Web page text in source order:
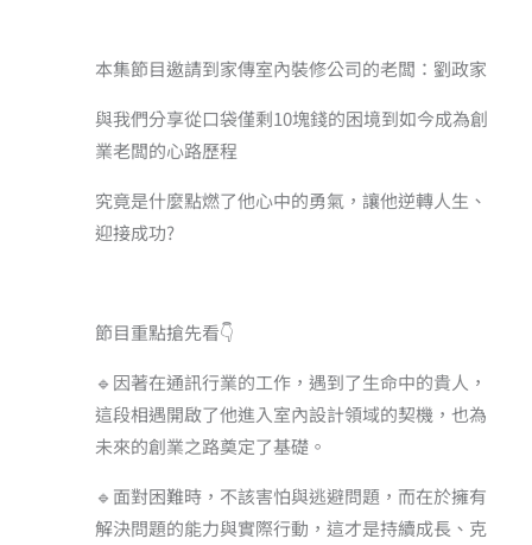
本集節目邀請到家傳室內裝修公司的老闆：劉政家
與我們分享從口袋僅剩10塊錢的困境到如今成為創
業老闆的心路歷程
究竟是什麼點燃了他心中的勇氣，讓他逆轉人生、
迎接成功?
節目重點搶先看👇
🔹因著在通訊行業的工作，遇到了生命中的貴人，
這段相遇開啟了他進入室內設計領域的契機，也為
未來的創業之路奠定了基礎。
🔹面對困難時，不該害怕與逃避問題，而在於擁有
解決問題的能力與實際行動，這才是持續成長、克